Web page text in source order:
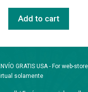
Add to cart
GRATIS USA - For web-
solamente